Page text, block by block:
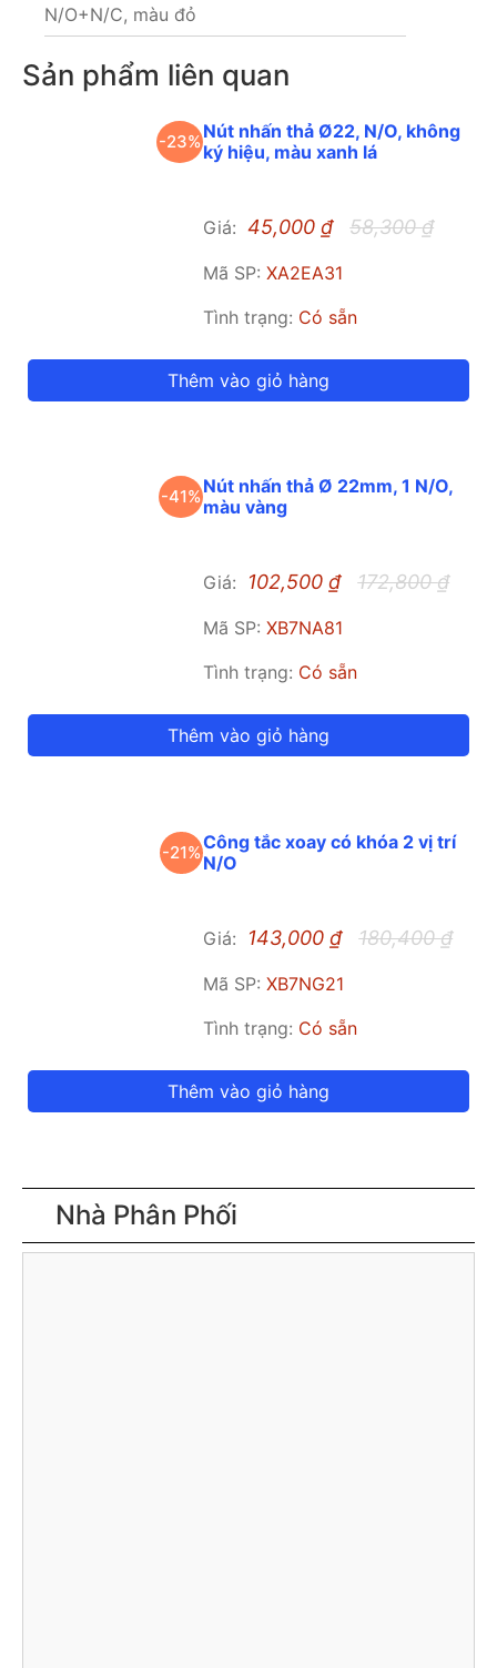
N/O+N/C, màu đỏ
Sản phẩm liên quan
-23%Nút nhấn thả Ø22, N/O, không
ký hiệu, màu xanh lá
Giá: 45,000₫ 58,300₫
Mã SP:XA2EA31
Tình trạng: Có sẵn
Thêm vào giỏ hàng
-41%Nút nhấn thả Ø 22mm, 1 N/O,
màu vàng
Giá: 102,500₫ 172,800₫
Mã SP:XB7NA81
Tình trạng: Có sẵn
Thêm vào giỏ hàng
-21%Công tắc xoay có khóa 2 vị trí
N/O
Giá: 143,000₫ 180,400₫
Mã SP:XB7NG21
Tình trạng: Có sẵn
Thêm vào giỏ hàng
Nhà Phân Phối